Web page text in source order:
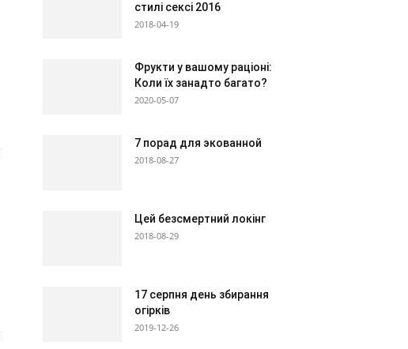
стилі сексі 2016
2018-04-19
Фрукти у вашому раціоні:
Коли їх занадто багато?
2020-05-07
7 порад для экованной
2018-08-27
Цей безсмертний локінг
2018-08-29
17 серпня день збирання
огірків
2019-12-26